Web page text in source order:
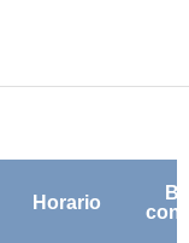
Horario